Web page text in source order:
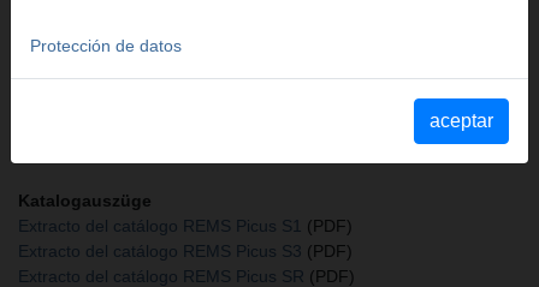
Bohrständer. Für viele Materialien, z. B. Beton, Stahlbeton,
Mauerwerk aller Art, Naturstein, Asphalt, Estrich aller Art.
Anschlussgewinde UNC 11/4 innen. Bohrtiefe 420 mm. Im Karton.
Katalogauszüge
Extracto del catálogo REMS Picus S1 (PDF)
Extracto del catálogo REMS Picus S3 (PDF)
Extracto del catálogo REMS Picus SR (PDF)
Protección de datos
aceptar